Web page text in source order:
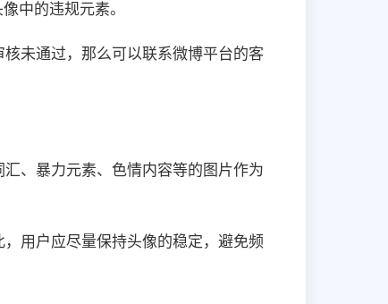
中的违规元素。
未通过，那么可以联系微博平台的客
、暴力元素、色情内容等的图片作为
用户应尽量保持头像的稳定，避免频